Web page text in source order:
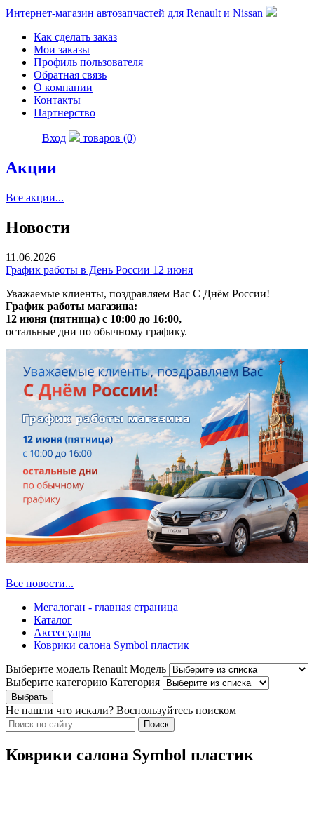
Интернет-магазин автозапчастей для Renault и Nissan
Как сделать заказ
Мои заказы
Профиль пользователя
Обратная связь
О компании
Контакты
Партнерство
Вход товаров (0)
Акции
Все акции...
Новости
11.06.2026
График работы в День России 12 июня
Уважаемые клиенты, поздравляем Вас С Днём России!
График работы магазина:
12 июня (пятница) с 10:00 до 16:00,
остальные дни по обычному графику.
Все новости...
Мегалоган - главная страница
Каталог
Аксессуары
Коврики салона Symbol пластик
Выберите модель Renault Модель
Выберите категорию Категория
Не нашли что искали? Воспользуйтесь поиском
Коврики салона Symbol пластик